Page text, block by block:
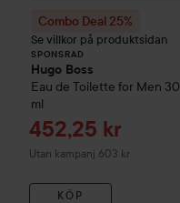
Combo Deal 25%
Se villkor på produktsidan
SPONSRAD
Hugo Boss
Eau de Toilette for Men 30
ml
Reapris
452,25 kr
Utan kampanj 603 kr
KÖP